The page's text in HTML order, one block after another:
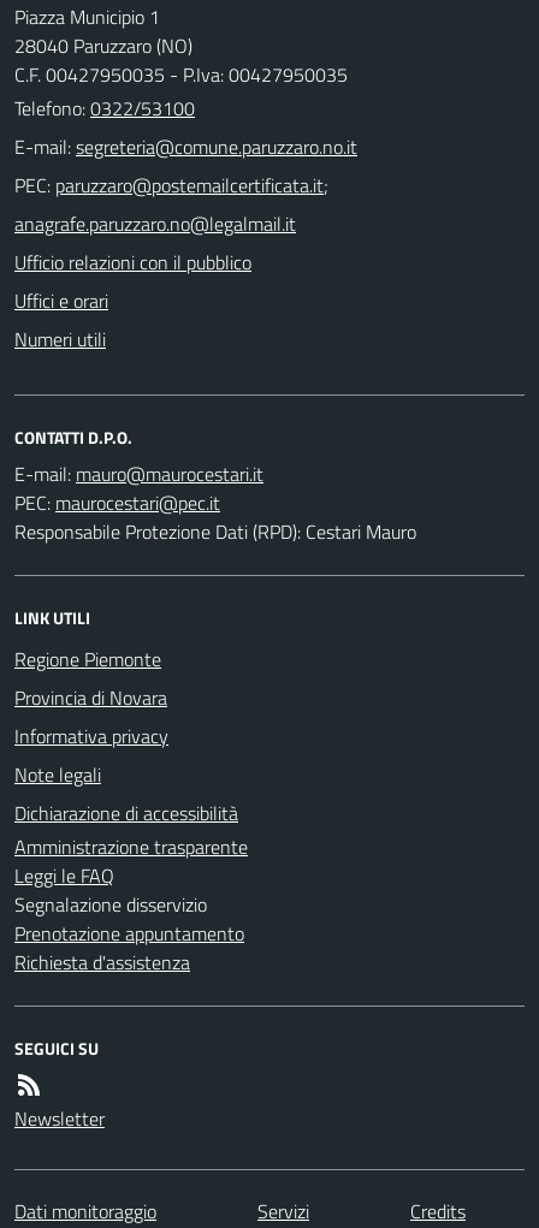
Piazza Municipio 1
28040 Paruzzaro (NO)
C.F. 00427950035 - P.Iva: 00427950035
Telefono:0322/53100
E-mail:
PEC:
;
Ufficio relazioni con il pubblico
Uffici e orari
Numeri utili
CONTATTI D.P.O.
E-mail:
PEC:
Responsabile Protezione Dati (RPD): Cestari Mauro
LINK UTILI
Regione Piemonte
Provincia di Novara
Informativa privacy
Note legali
Dichiarazione di accessibilità
Amministrazione trasparente
Leggi le FAQ
Segnalazione disservizio
Prenotazione appuntamento
Richiesta d'assistenza
SEGUICI SU
Newsletter
Dati monitoraggio Servizi
Credits